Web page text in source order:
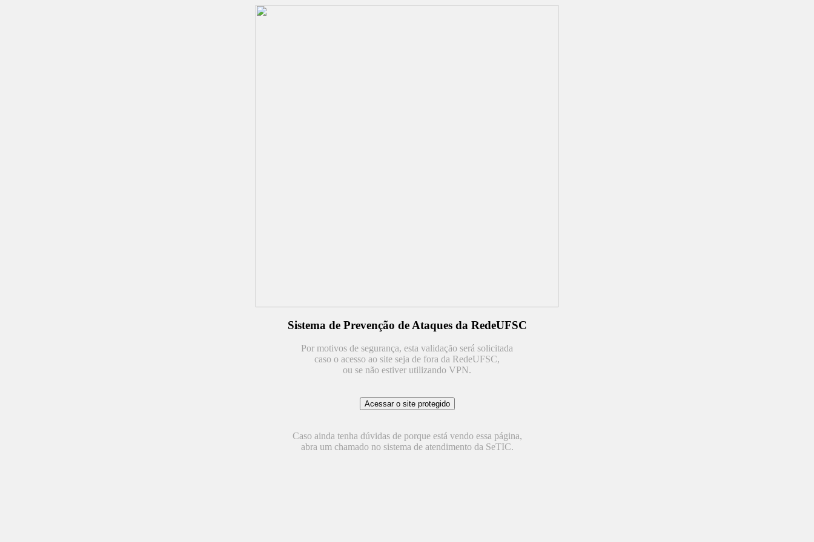
Sistema de Prevenção de Ataques da RedeUFSC
Por motivos de segurança, esta validação será solicitada
caso o acesso ao site seja de fora da RedeUFSC,
ou se não estiver utilizando VPN.
Caso ainda tenha dúvidas de porque está vendo essa página,
abra um chamado no sistema de atendimento da SeTIC.